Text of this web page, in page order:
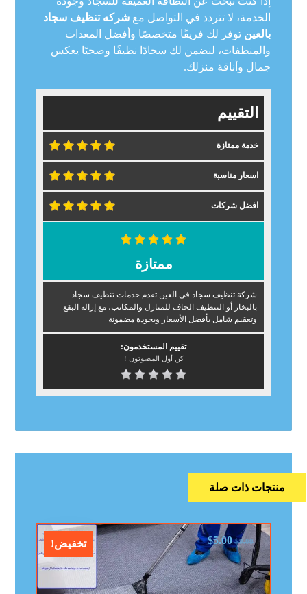
الخدمة، لا تتردد في التواصل معشركه تنظيف سجاد
بالعين توفر لك فريقًا متخصصًا وأفضل المعدات
والمنظفات، لنضمن لك سجادًا نظيفًا وصحيًا يعكس
جمال وأناقة منزلك.
التقييم
خدمة ممتازة
اسعار مناسبة
افضل شركات
ممتازة
شركة تنظيف سجاد في العين تقدم خدمات تنظيف سجاد
بالبخار أو التنظيف الجاف للمنازل والمكاتب، مع إزالة البقع
وتعقيم شامل بأفضل الأسعار وبجودة مضمونة
تقييم المستخدمون:
كن أول المصوتون !
منتجات ذات صلة
تخفيض! $9.00
$5.00